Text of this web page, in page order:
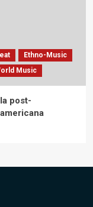
Ethno-Music
Music
post-